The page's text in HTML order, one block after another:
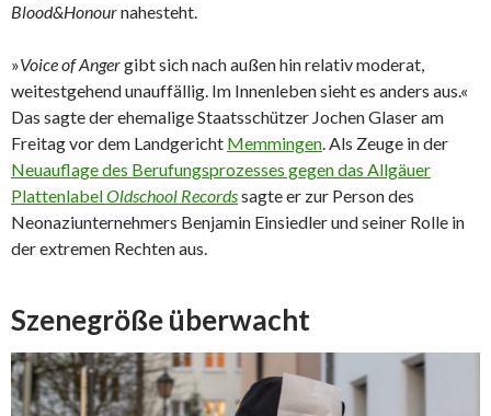
Blood&Honournahesteht.
»Voice of Angergibt sich nach außen hin relativ moderat,
weitestgehend unauffällig. Im Innenleben sieht es anders aus.«
Das sagte der ehemalige Staatsschützer Jochen Glaser am
Freitag vor dem Landgericht Memmingen. Als Zeuge in der
Neuauflage des Berufungsprozesses gegen das Allgäuer
PlattenlabelOldschool Recordssagte er zur Person des
Neonaziunternehmers Benjamin Einsiedler und seiner Rolle in
der extremen Rechten aus.
Szenegröße überwacht